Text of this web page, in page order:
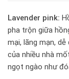
Lavender pink:
pha trộn giữa
mại, lãng mạn,
của nhiều nhà
ngọt ngào như